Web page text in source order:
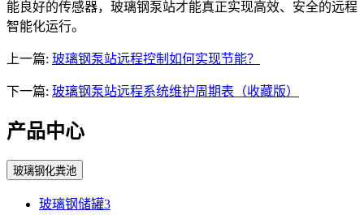
能良好的传感器，玻璃钢泵站才能真正实现高效、安全的远程
智能化运行。
上一篇: 玻璃钢泵站远程控制如何实现节能？
下一篇: 玻璃钢泵站远程系统维护周期表（收藏版）
产品中心
玻璃钢化粪池
玻璃钢储罐3